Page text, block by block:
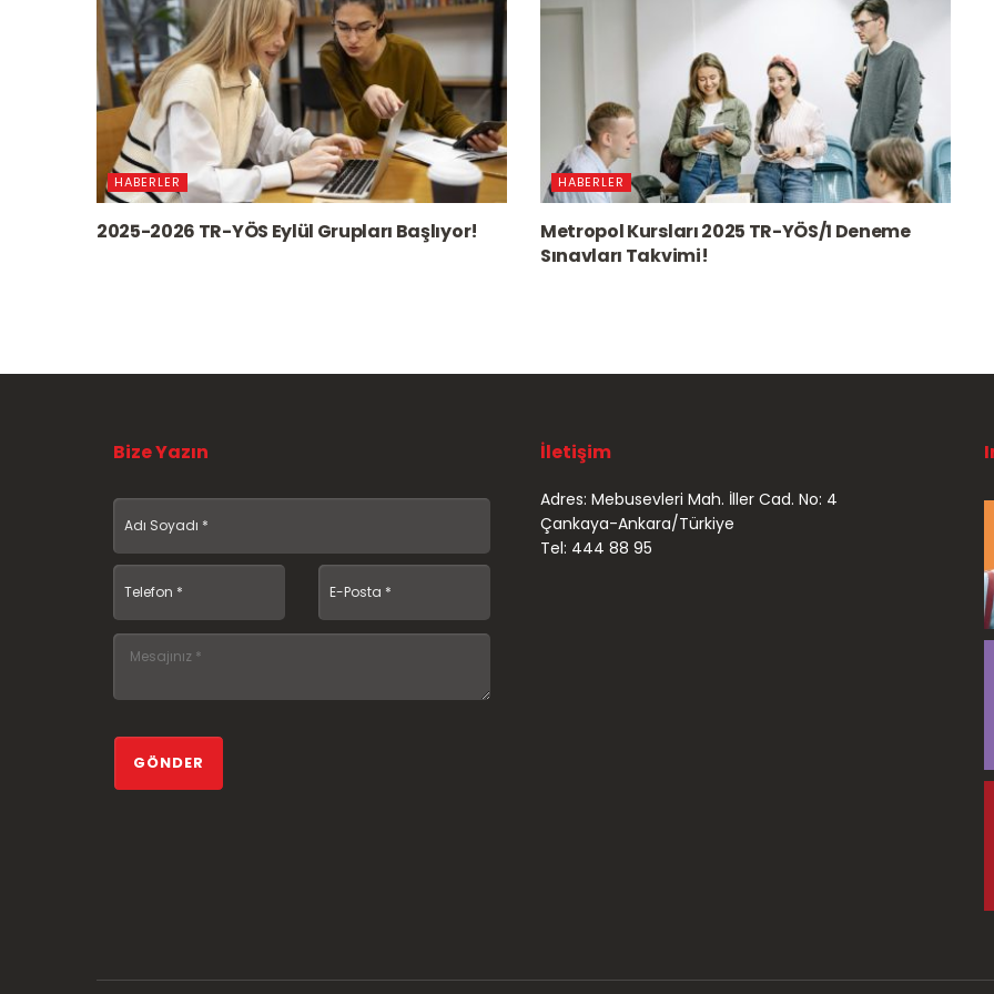
HABERLER
2025-2026 TR-YÖS Eylül Grupları Başlıyor!
HABERLER
Metropol Kursları 2025 TR-YÖS/1 Deneme
Sınavları Takvimi!
Bize Yazın İletişim
Adres: Mebusevleri Mah. İller Cad. No: 4
Çankaya-Ankara/Türkiye
Tel: 444 88 95